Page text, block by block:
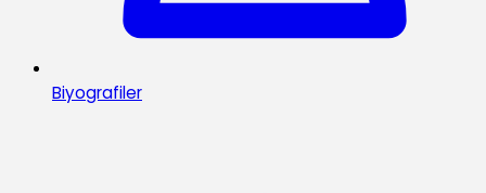
Biyografiler